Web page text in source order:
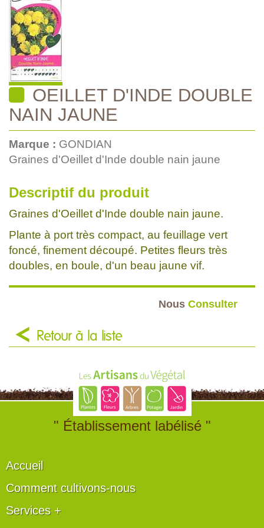
OEILLET D'INDE DOUBLE
NAIN JAUNE
Marque : GONDIAN
Graines d'Oeillet d'Inde double nain jaune
Descriptif du produit
Graines d'Oeillet d'Inde double nain jaune.
Plante à port très compact, au feuillage vert
foncé, finement découpé. Petites fleurs très
doubles, en boule, d'un beau jaune vif.
Nous Consulter
Retour à la liste
" Établissement labélisé "
Accueil
Comment cultivons-nous
Services +